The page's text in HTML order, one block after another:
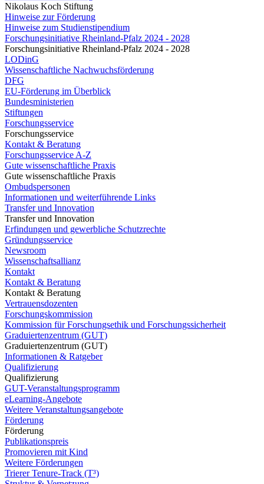
Nikolaus Koch Stiftung
Hinweise zur Förderung
Hinweise zum Studienstipendium
Forschungsinitiative Rheinland-Pfalz 2024 - 2028
Forschungsinitiative Rheinland-Pfalz 2024 - 2028
LODinG
Wissenschaftliche Nachwuchsförderung
DFG
EU-Förderung im Überblick
Bundesministerien
Stiftungen
Forschungsservice
Forschungsservice
Kontakt & Beratung
Forschungsservice A-Z
Gute wissenschaftliche Praxis
Gute wissenschaftliche Praxis
Ombudspersonen
Informationen und weiterführende Links
Transfer und Innovation
Transfer und Innovation
Erfindungen und gewerbliche Schutzrechte
Gründungsservice
Newsroom
Wissenschaftsallianz
Kontakt
Kontakt & Beratung
Kontakt & Beratung
Vertrauensdozenten
Forschungskommission
Kommission für Forschungsethik und Forschungssicherheit
Graduiertenzentrum (GUT)
Graduiertenzentrum (GUT)
Informationen & Ratgeber
Qualifizierung
Qualifizierung
GUT-Veranstaltungsprogramm
eLearning-Angebote
Weitere Veranstaltungsangebote
Förderung
Förderung
Publikationspreis
Promovieren mit Kind
Weitere Förderungen
Trierer Tenure-Track (T³)